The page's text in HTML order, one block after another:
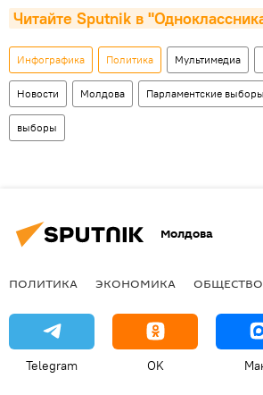
Читайте Sputnik в
Инфографика Политика Мультимедиа
Новости Молдова Парламентские выборы
выборы
Молдова
ПОЛИТИКА ЭКОНОМИКА ОБЩЕСТВО
Telegram OK